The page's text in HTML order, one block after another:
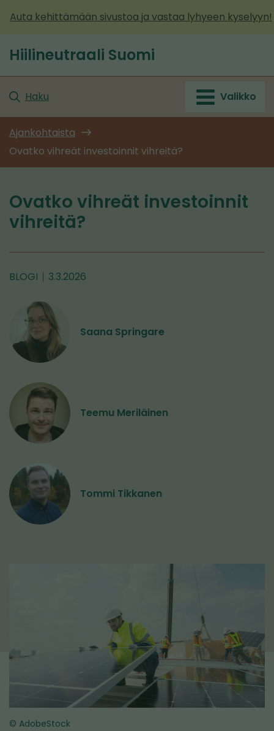
sisältöön
Auta kehittämään sivustoa ja vastaa lyhyeen kyselyyn!
Etusivu
Hiilineutraali Suomi
Haku Valikko
Ajankohtaista
Ovatko vihreät investoinnit vihreitä?
Ovatko vihreät investoinnit
vihreitä?
BLOGI 3.3.2026
Saana Springare
Teemu Meriläinen
Tommi Tikkanen
© AdobeStock